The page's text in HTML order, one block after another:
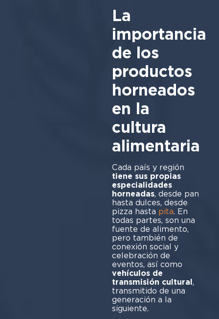
La
importancia
de los
productos
horneados
en la
cultura
alimentaria
Cada país y región
tiene sus propias
especialidades
horneadas, desde pan
hasta dulces, desde
pizza hasta pita. En
todas partes, son una
fuente de alimento,
pero también de
conexión social y
celebración de
eventos, así como
vehículos de
transmisión cultural,
transmitido de una
generación a la
siguiente.